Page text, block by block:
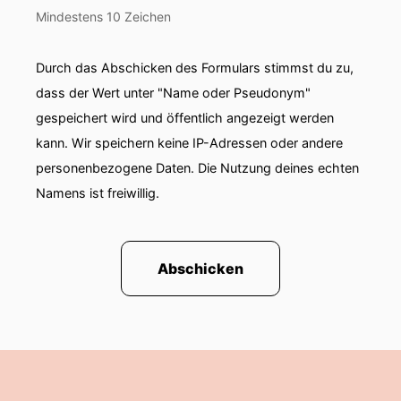
00:01:38: Dadurch kommen ganz
00:01:42: Klaus Wolf direkt in seine Überlegung
einbezieht.
00:01:45: Freut euch auf einen Vortrag der
wissenschaftliche Erkenntnisse mit klaren
Haltung verbindet – und er dabei auch immer
wieder mit einer guten Portion Humor-, Ironie-
00:01:59: Wenn ihr selbst darüber nachdenkt,
Mindestens 10 Zeichen
Durch das Abschicken des Formulars stimmst du zu,
dass der Wert unter "Name oder Pseudonym"
gespeichert wird und öffentlich angezeigt werden
kann. Wir speichern keine IP-Adressen oder andere
personenbezogene Daten. Die Nutzung deines echten
Namens ist freiwillig.
Abschicken